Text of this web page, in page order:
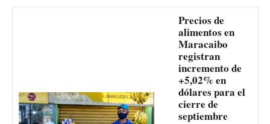
Precios de
alimentos en
Maracaibo
registran
incremento de
+5,02% en
dólares para el
cierre de
septiembre